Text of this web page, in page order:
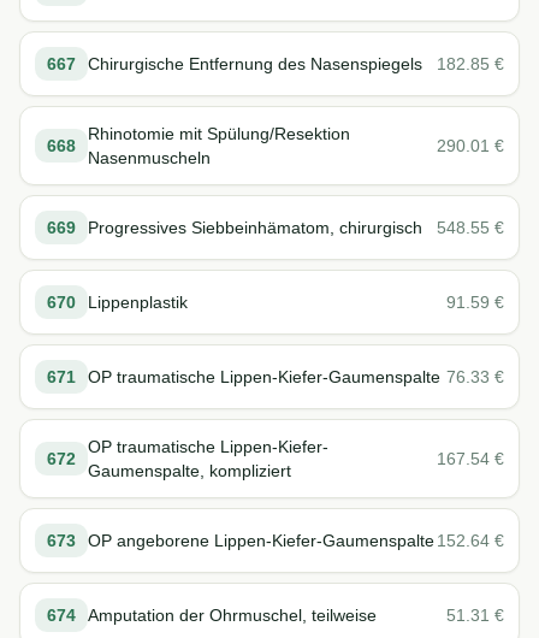
667 Chirurgische Entfernung des Nasenspiegels 182.85 €
668
Rhinotomie mit Spülung/Resektion
Nasenmuscheln
290.01 €
669 Progressives Siebbeinhämatom, chirurgisch 548.55 €
670 Lippenplastik 91.59 €
671 OP traumatische Lippen-Kiefer-Gaumenspalte 76.33 €
672
OP traumatische Lippen-Kiefer-
Gaumenspalte, kompliziert
167.54 €
673 OP angeborene Lippen-Kiefer-Gaumenspalte152.64 €
674 Amputation der Ohrmuschel, teilweise 51.31 €